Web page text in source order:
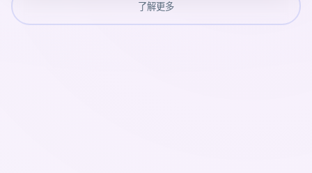
了解更多